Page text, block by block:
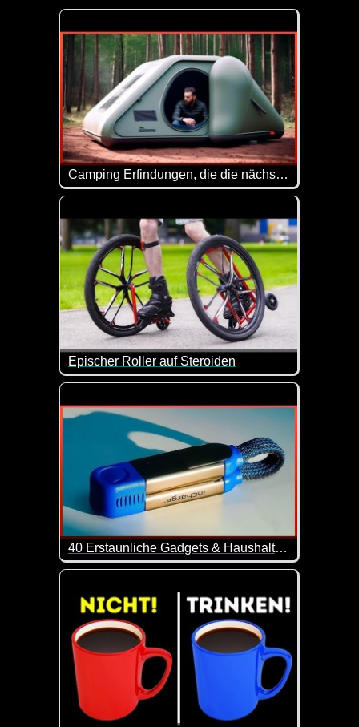
Camping Erfindungen, die die nächste Stufe sind 8
Ordentliches Equipment ist immer das A und O.
Epischer Roller auf Steroiden
Mal eben die Rollerskates mit größeren Reifen
40 Erstaunliche Gadgets & Haushaltsgeräte Von Amazon -5
40 interessante Gadgets, die dein Leben leichter